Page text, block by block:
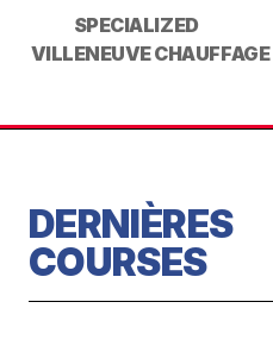
SPECIALIZED
VILLENEUVE CHAUFFAGE
DERNIÈRES
COURSES